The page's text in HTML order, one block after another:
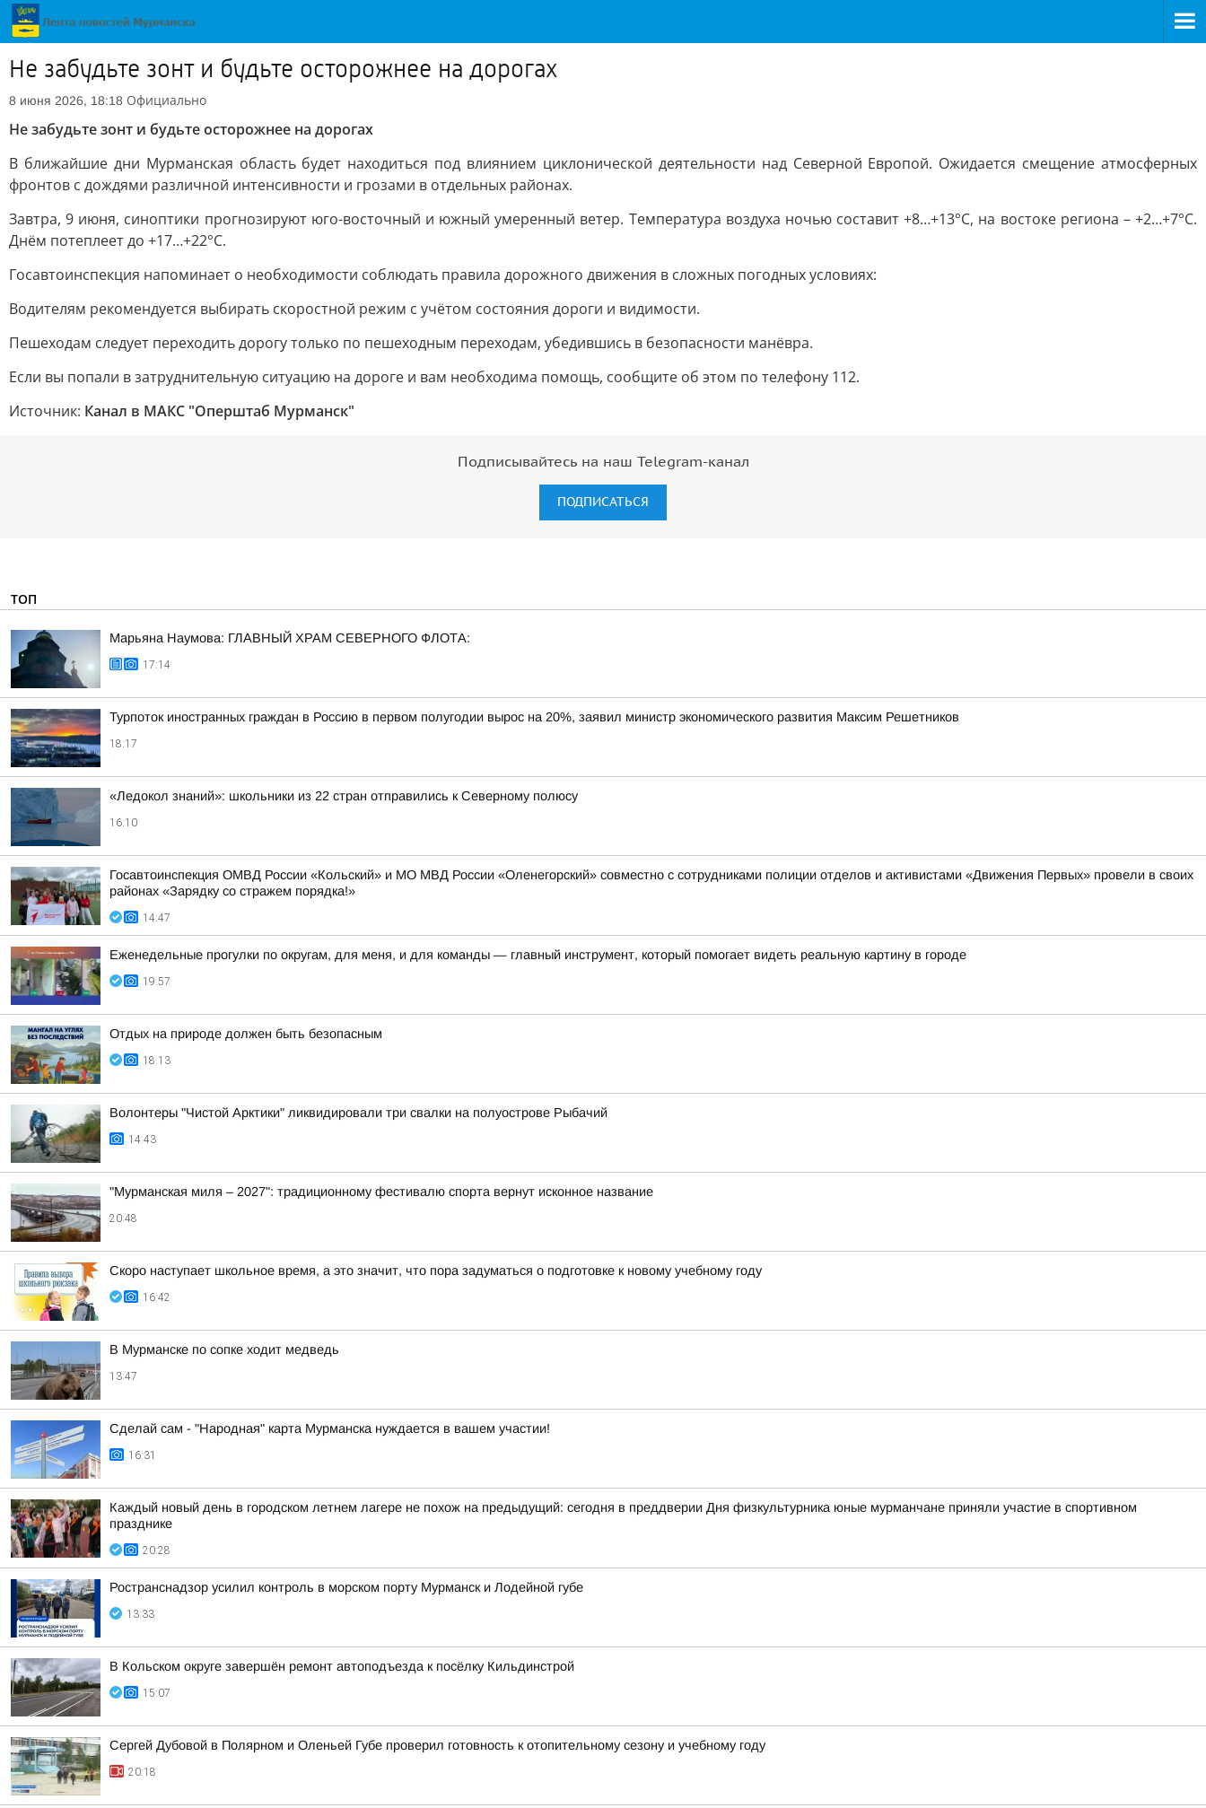
Не забудьте зонт и будьте осторожнее на дорогах
8 июня 2026, 18:18 Официально
Не забудьте зонт и будьте осторожнее на дорогах
В ближайшие дни Мурманская область будет находиться под влиянием циклонической деятельности над Северной Европой. Ожидается смещение атмосферных
фронтов с дождями различной интенсивности и грозами в отдельных районах.
Завтра, 9 июня, синоптики прогнозируют юго-восточный и южный умеренный ветер. Температура воздуха ночью составит +8…+13°С, на востоке региона – +2…+7°С.
Днём потеплеет до +17…+22°С.
Госавтоинспекция напоминает о необходимости соблюдать правила дорожного движения в сложных погодных условиях:
Водителям рекомендуется выбирать скоростной режим с учётом состояния дороги и видимости.
Пешеходам следует переходить дорогу только по пешеходным переходам, убедившись в безопасности манёвра.
Если вы попали в затруднительную ситуацию на дороге и вам необходима помощь, сообщите об этом по телефону 112.
Источник: Канал в МАКС "Оперштаб Мурманск"
Подписывайтесь на наш Telegram-канал
ПОДПИСАТЬСЯ
ТОП
Марьяна Наумова: ГЛАВНЫЙ ХРАМ СЕВЕРНОГО ФЛОТА:
17:14
Турпоток иностранных граждан в Россию в первом полугодии вырос на 20%, заявил министр экономического развития Максим Решетников
18:17
«Ледокол знаний»: школьники из 22 стран отправились к Северному полюсу
16:10
Госавтоинспекция ОМВД России «Кольский» и МО МВД России «Оленегорский» совместно с сотрудниками полиции отделов и активистами «Движения Первых» провели в своих
районах «Зарядку со стражем порядка!»
14:47
Еженедельные прогулки по округам, для меня, и для команды — главный инструмент, который помогает видеть реальную картину в городе
19:57
Отдых на природе должен быть безопасным
18:13
Волонтеры "Чистой Арктики" ликвидировали три свалки на полуострове Рыбачий
14:43
"Мурманская миля – 2027": традиционному фестивалю спорта вернут исконное название
20:48
Скоро наступает школьное время, а это значит, что пора задуматься о подготовке к новому учебному году
16:42
В Мурманске по сопке ходит медведь
13:47
Сделай сам - "Народная" карта Мурманска нуждается в вашем участии!
16:31
Каждый новый день в городском летнем лагере не похож на предыдущий: сегодня в преддверии Дня физкультурника юные мурманчане приняли участие в спортивном
празднике
20:28
Ространснадзор усилил контроль в морском порту Мурманск и Лодейной губе
13:33
В Кольском округе завершён ремонт автоподъезда к посёлку Кильдинстрой
15:07
Сергей Дубовой в Полярном и Оленьей Губе проверил готовность к отопительному сезону и учебному году
20:18